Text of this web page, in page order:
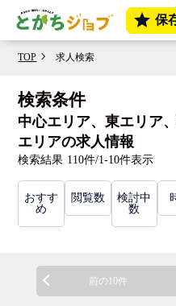
保
TOP 求人検索
検索条件
中心エリア、東エリア
エリアの求人情報
検索結果 110件/1-10件表示
おすす
め
閲覧数
検討中
数
前の10件